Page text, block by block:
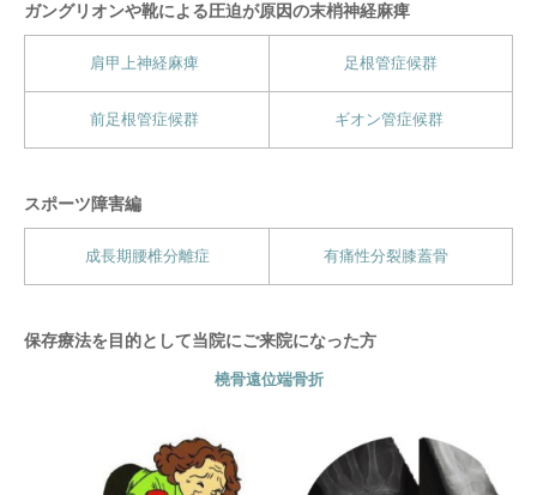
ガングリオンや靴による圧迫が原因の末梢神経麻痺
肩甲上神経麻痺 足根管症候群
前足根管症候群 ギオン管症候群
スポーツ障害編
成長期腰椎分離症 有痛性分裂膝蓋骨
保存療法を目的として当院にご来院になった方
橈骨遠位端骨折